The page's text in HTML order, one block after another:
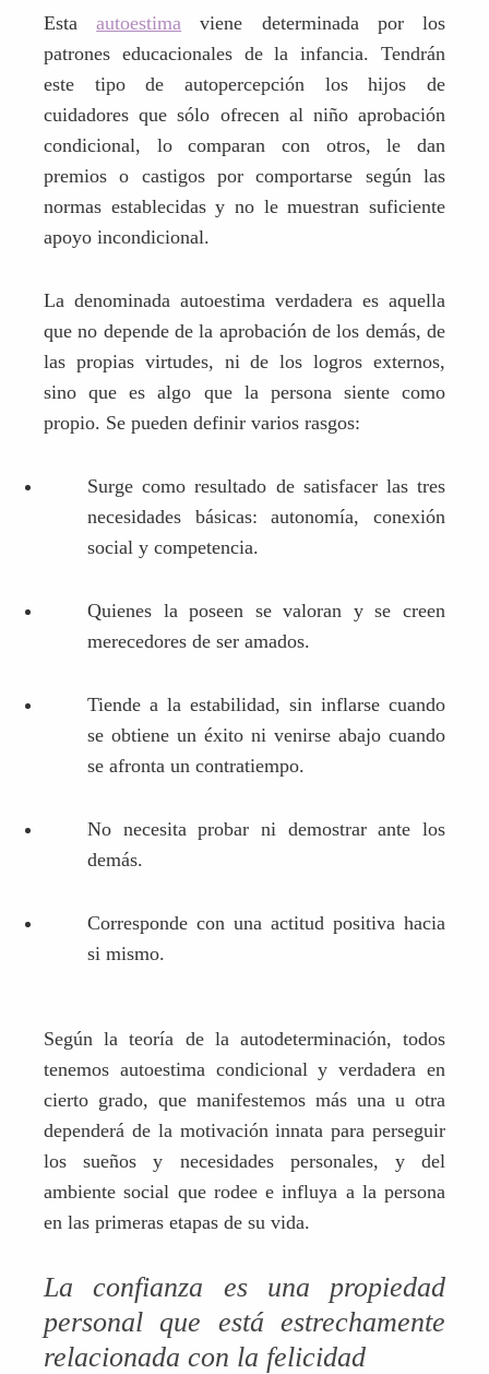
Estaautoestima viene determinada por los
patrones educacionales de la infancia. Tendrán
este tipo de autopercepción los hijos de
cuidadores que sólo ofrecen al niño aprobación
condicional, lo comparan con otros, le dan
premios o castigos por comportarse según las
normas establecidas y no le muestran suficiente
apoyo incondicional.
La denominada autoestima verdadera es aquella
que no depende de la aprobación de los demás, de
las propias virtudes, ni de los logros externos,
sino que es algo que la persona siente como
propio. Se pueden definir varios rasgos:
Surge como resultado de satisfacer las tres
necesidades básicas: autonomía, conexión
social y competencia.
Quienes la poseen se valoran y se creen
merecedores de ser amados.
Tiende a la estabilidad, sin inflarse cuando
se obtiene un éxito ni venirse abajo cuando
se afronta un contratiempo.
No necesita probar ni demostrar ante los
demás.
Corresponde con una actitud positiva hacia
si mismo.
Según la teoría de la autodeterminación, todos
tenemos autoestima condicional y verdadera en
cierto grado, que manifestemos más una u otra
dependerá de la motivación innata para perseguir
los sueños y necesidades personales, y del
ambiente social que rodee e influya a la persona
en las primeras etapas de su vida.
La confianza es una propiedad
personal que está estrechamente
relacionada con la felicidad